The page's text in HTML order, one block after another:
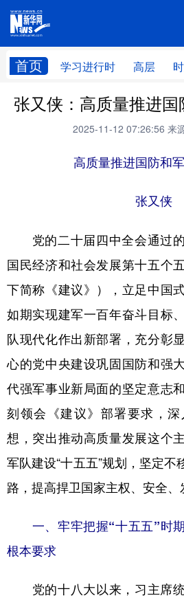
首页 学习进行时 高层
网站地图
学习进行时 高层
财经
思客智库 全
访谈 视频
学术中国 乡村振兴
城市 旅游
彩票 娱乐
公益 一带一路
北京 天津
辽宁
浙江 安徽
张又侠：高质量推进国
2025-11-12 07:26:56 来
高质量推进国防和
张又侠
党的二十届四中全会通过的
国民经济和社会发展第十五个
下简称《建议》），立足中国
如期实现建军一百年奋斗目标
队现代化作出新部署，充分彰
心的党中央建设巩固国防和强
代强军事业新局面的坚定意志
刻领会《建议》部署要求，
想，突出推动高质量发展这个
军队建设“十五五”规划，坚定不
路，提高捍卫国家主权、安全、
一、牢牢把握“十五五”时期
根本要求
党的十八大以来，习主席统